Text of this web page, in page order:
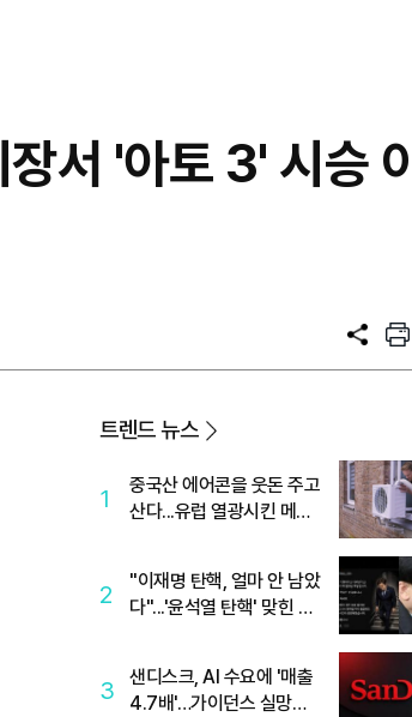
서 '아토 3' 시승 이
공
프
트
트렌드 뉴스
1
중국산 에어콘을 웃돈 주고
산다...유럽 열광시킨 메이
2
"이재명 탄핵, 얼마 안 남았
다"...'윤석열 탄핵' 맞힌 무
3
샌디스크, AI 수요에 '매출
4.7배'…가이던스 실망에